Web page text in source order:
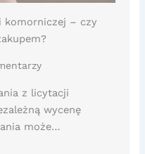
komorniczej – czy
z licytacji
wycenę
może…